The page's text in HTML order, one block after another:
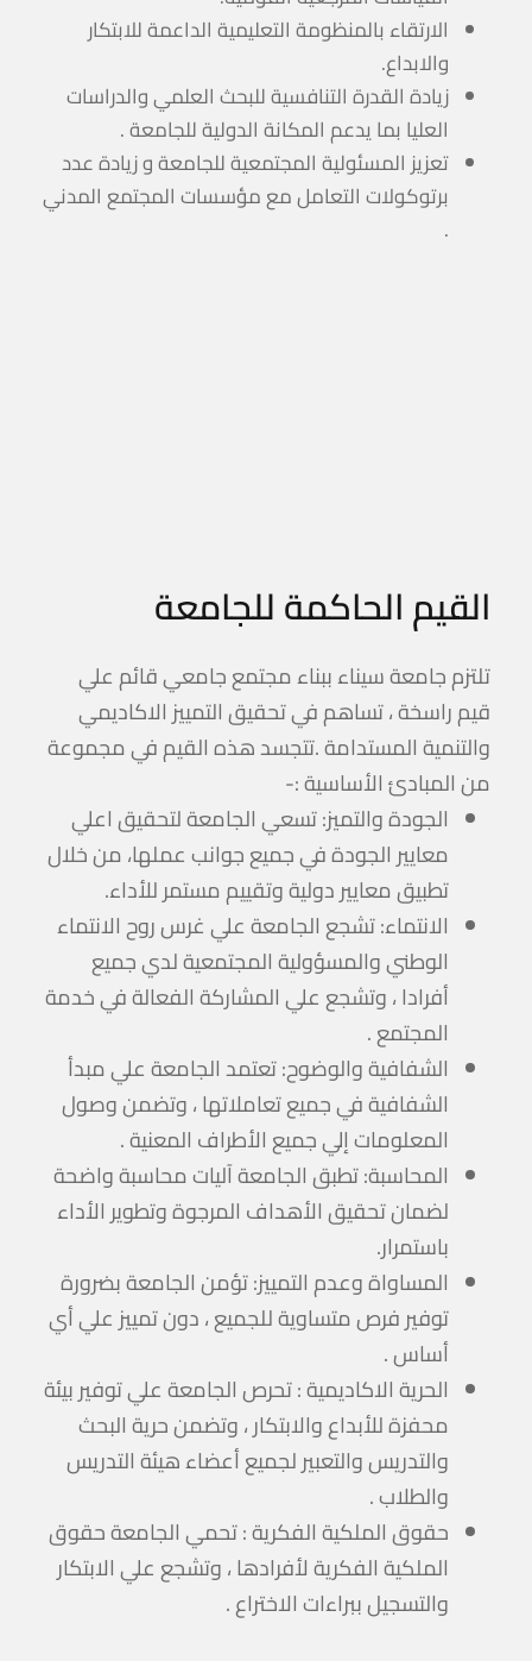
الارتقاء بالمنظومة التعليمية الداعمة للابتكار
والابداع.
زيادة القدرة التنافسية للبحث العلمي والدراسات
العليا بما يدعم المكانة الدولية للجامعة .
تعزيز المسئولية المجتمعية للجامعة و زيادة عدد
برتوكولات التعامل مع مؤسسات المجتمع المدني
.
القيم الحاكمة للجامعة
تلتزم جامعة سيناء ببناء مجتمع جامعي قائم علي
قيم راسخة ، تساهم في تحقيق التمييز الاكاديمي
والتنمية المستدامة .تتجسد هذه القيم في مجموعة
من المبادئ الأساسية :-
الجودة والتميز: تسعي الجامعة لتحقيق اعلي
معايير الجودة في جميع جوانب عملها، من خلال
تطبيق معايير دولية وتقييم مستمر للأداء.
الانتماء: تشجع الجامعة علي غرس روح الانتماء
الوطني والمسؤولية المجتمعية لدي جميع
أفرادا ، وتشجع علي المشاركة الفعالة في خدمة
المجتمع .
الشفافية والوضوح: تعتمد الجامعة علي مبدأ
الشفافية في جميع تعاملاتها ، وتضمن وصول
المعلومات إلي جميع الأطراف المعنية .
المحاسبة: تطبق الجامعة آليات محاسبة واضحة
لضمان تحقيق الأهداف المرجوة وتطوير الأداء
باستمرار.
المساواة وعدم التمييز: تؤمن الجامعة بضرورة
توفير فرص متساوية للجميع ، دون تمييز علي أي
أساس .
الحرية الاكاديمية : تحرص الجامعة علي توفير بيئة
محفزة للأبداع والابتكار ، وتضمن حرية البحث
والتدريس والتعبير لجميع أعضاء هيئة التدريس
والطلاب .
حقوق الملكية الفكرية : تحمي الجامعة حقوق
الملكية الفكرية لأفرادها ، وتشجع علي الابتكار
والتسجيل ببراءات الاختراع .